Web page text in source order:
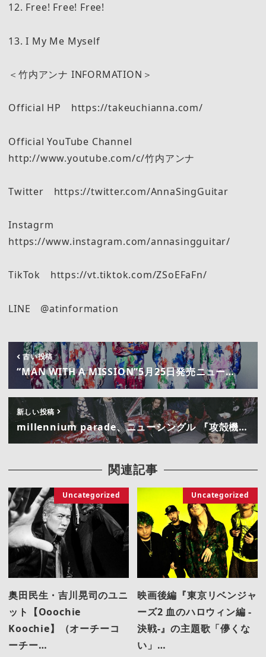
12. Free! Free! Free!
13. I My Me Myself
＜竹内アンナ INFORMATION＞
Official HP https://takeuchianna.com/
Official YouTube Channel
http://www.youtube.com/c/竹内アンナ
Twitter https://twitter.com/AnnaSingGuitar
Instagrm
https://www.instagram.com/annasingguitar/
TikTok https://vt.tiktok.com/ZSoEFaFn/
LINE @atinformation
古い投稿
“MAN WITH A MISSION”5月25日発売ニュー…
新しい投稿
millennium parade、ニューシングル 『攻殻機…
関連記事
Uncategorized
奥田民生・吉川晃司のユニ
ット【Ooochie
Koochie】（オーチーコ
ーチー…
Uncategorized
映画後編『東京リベンジャ
ーズ2 血のハロウィン編 -
決戦-』の主題歌「儚くな
い」…